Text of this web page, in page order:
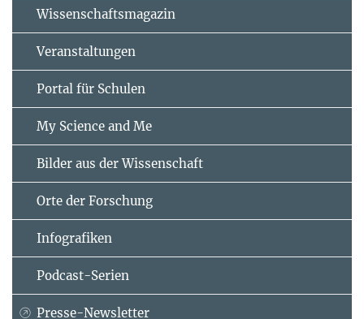
Wissenschaftsmagazin
Veranstaltungen
Portal für Schulen
My Science and Me
Bilder aus der Wissenschaft
Orte der Forschung
Infografiken
Podcast-Serien
Presse-Newsletter